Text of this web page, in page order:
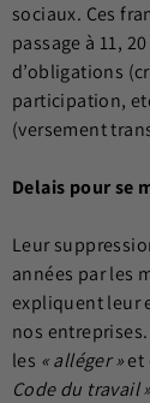
sociaux. Ces
passage à 11,
d’obligations
participation,
(versement
Delais pour se
Leur
années par les
expliquent leur
nos
les « alléger »et
Code du travail »